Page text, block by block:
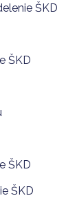
ŠKD
ŠKD
ŠKD
ŠKD